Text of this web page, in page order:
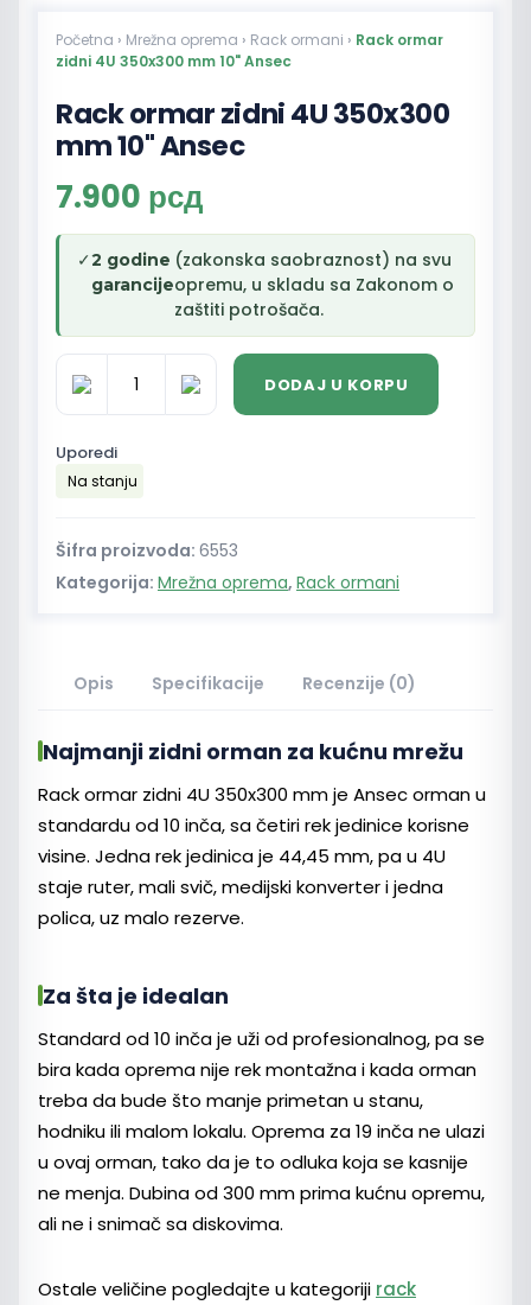
Početna › Mrežna oprema › Rack ormani › Rack ormar
zidni 4U 350x300 mm 10" Ansec
Rack ormar zidni 4U 350x300
mm 10" Ansec
7.900 рсд
✓2 godine
garancije
(zakonska saobraznost) na svu
opremu, u skladu sa Zakonom o
zaštiti potrošača.
Rack
ormar
zidni
350x300
10"
Ansec
količina
DODAJ U KORPU
Uporedi
Na stanju
Šifra proizvoda: 6553
Kategorija: Mrežna oprema, Rack ormani
Opis Specifikacije Recenzije (0)
Najmanji zidni orman za kućnu mrežu
Rack ormar zidni 4U 350x300 mm je Ansec orman u
standardu od 10 inča, sa četiri rek jedinice korisne
visine. Jedna rek jedinica je 44,45 mm, pa u 4U
staje ruter, mali svič, medijski konverter i jedna
polica, uz malo rezerve.
Za šta je idealan
Standard od 10 inča je uži od profesionalnog, pa se
bira kada oprema nije rek montažna i kada orman
treba da bude što manje primetan u stanu,
hodniku ili malom lokalu. Oprema za 19 inča ne ulazi
u ovaj orman, tako da je to odluka koja se kasnije
ne menja. Dubina od 300 mm prima kućnu opremu,
ali ne i snimač sa diskovima.
Ostale veličine pogledajte u kategoriji rack